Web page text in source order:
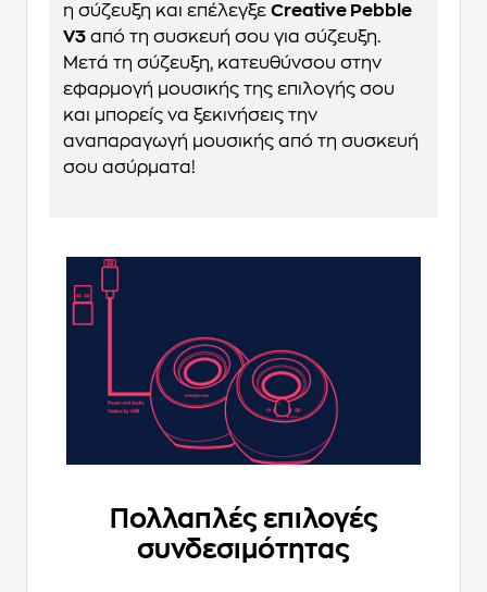
η σύζευξη και επέλεγξε Creative Pebble
V3 από τη συσκευή σου για σύζευξη.
Μετά τη σύζευξη, κατευθύνσου στην
εφαρμογή μουσικής της επιλογής σου
και μπορείς να ξεκινήσεις την
αναπαραγωγή μουσικής από τη συσκευή
σου ασύρματα!
Πολλαπλές επιλογές
συνδεσιμότητας